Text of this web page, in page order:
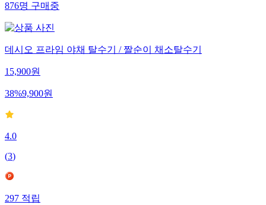
876명 구매중
데시오 프라임 야채 탈수기 / 짤순이 채소탈수기
15,900원
38%9,900원
4.0
(3)
297 적립